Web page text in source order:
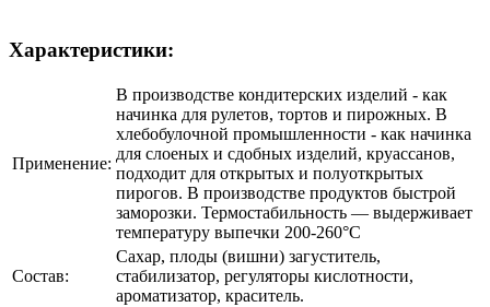
Характеристики:
Применение:
В производстве кондитерских изделий - как
начинка для рулетов, тортов и пирожных. В
хлебобулочной промышленности - как начинка
для слоеных и сдобных изделий, круассанов,
подходит для открытых и полуоткрытых
пирогов. В производстве продуктов быстрой
заморозки. Термостабильность — выдерживает
температуру выпечки 200-260°С
Состав:
Сахар, плоды (вишни) загуститель,
cтабилизатор, регуляторы кислотности,
ароматизатор, краситель.